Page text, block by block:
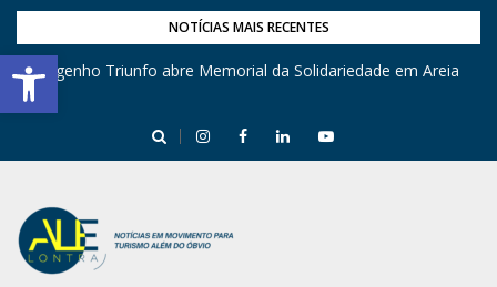
Barra de Ferramentas Aberta
NOTÍCIAS MAIS RECENTES
Engenho Triunfo abre Memorial da Solidariedade em Areia